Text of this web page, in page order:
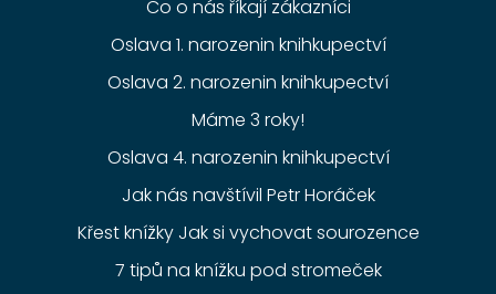
Co o nás říkají zákazníci
Oslava 1. narozenin knihkupectví
Oslava 2. narozenin knihkupectví
Máme 3 roky!
Oslava 4. narozenin knihkupectví
Jak nás navštívil Petr Horáček
Křest knížky Jak si vychovat sourozence
7 tipů na knížku pod stromeček